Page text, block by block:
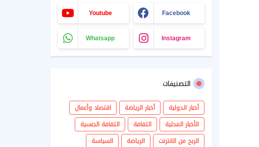
Youtube Facebook
Whatsapp Instagram
التصنيفات
أخبار الدولية أخبار الرياضة
اقتصاد وأعمال
الأخبار المحلية
الثقافة
الثقافة الجنسية
الربح من الانترنت
الرياضة
السياسة